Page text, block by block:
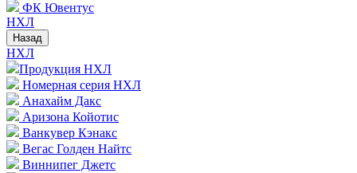
ФК Ювентус
НХЛ
Назад
НХЛ
Продукция НХЛ
Номерная серия НХЛ
Анахайм Дакс
Аризона Койотис
Ванкувер Кэнакс
Вегас Голден Найтс
Виннипег Джетс